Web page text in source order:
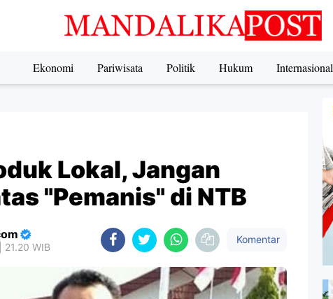
Ekonomi Pariwisata Politik Hukum Internasional
Lokal, Jangan
"Pemanis" di NTB
WIB
Komentar